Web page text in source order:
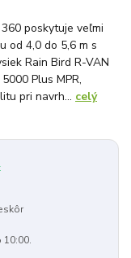
poskytuje veľmi
od 4,0 do 5,6 m s
Rain Bird R-VAN
Plus MPR,
pri navrh... celý